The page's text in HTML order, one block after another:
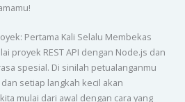
Pertama Kali Selalu Membekas
proyek REST API dengan Node.js dan
spesial. Di sinilah petualanganmu
setiap langkah kecil akan
mulai dari awal dengan cara yang